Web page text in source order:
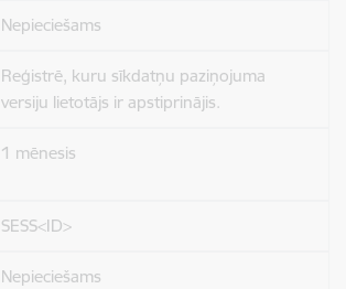
Nepieciešams
Reģistrē, kuru sīkdatņu paziņojuma
versiju lietotājs ir apstiprinājis.
1 mēnesis
SESS<ID>
Nepieciešams